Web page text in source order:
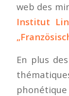
web des
Institut
En plus